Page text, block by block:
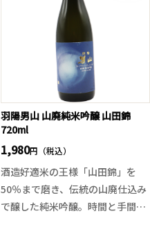
羽陽男山 山廃純米吟醸 山田錦
720ml
1,980円（税込）
酒造好適米の王様「山田錦」を
50％まで磨き、伝統の山廃仕込み
で醸した純米吟醸。時間と手間を